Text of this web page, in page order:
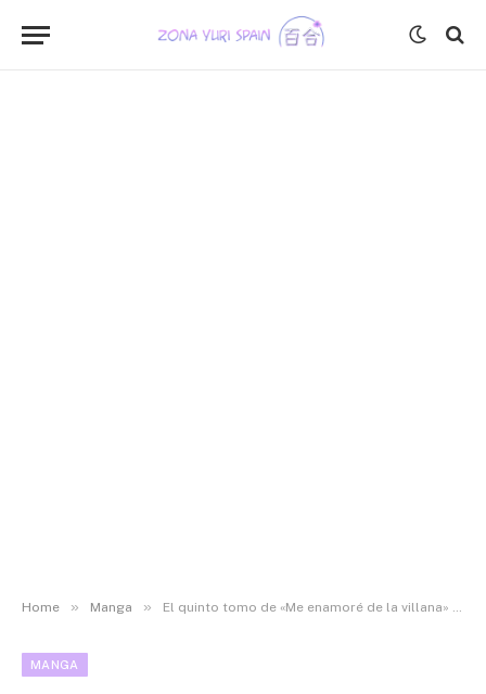
Home » Manga » El quinto tomo de «Me enamoré de la villana» se retrasa a noviembre
MANGA